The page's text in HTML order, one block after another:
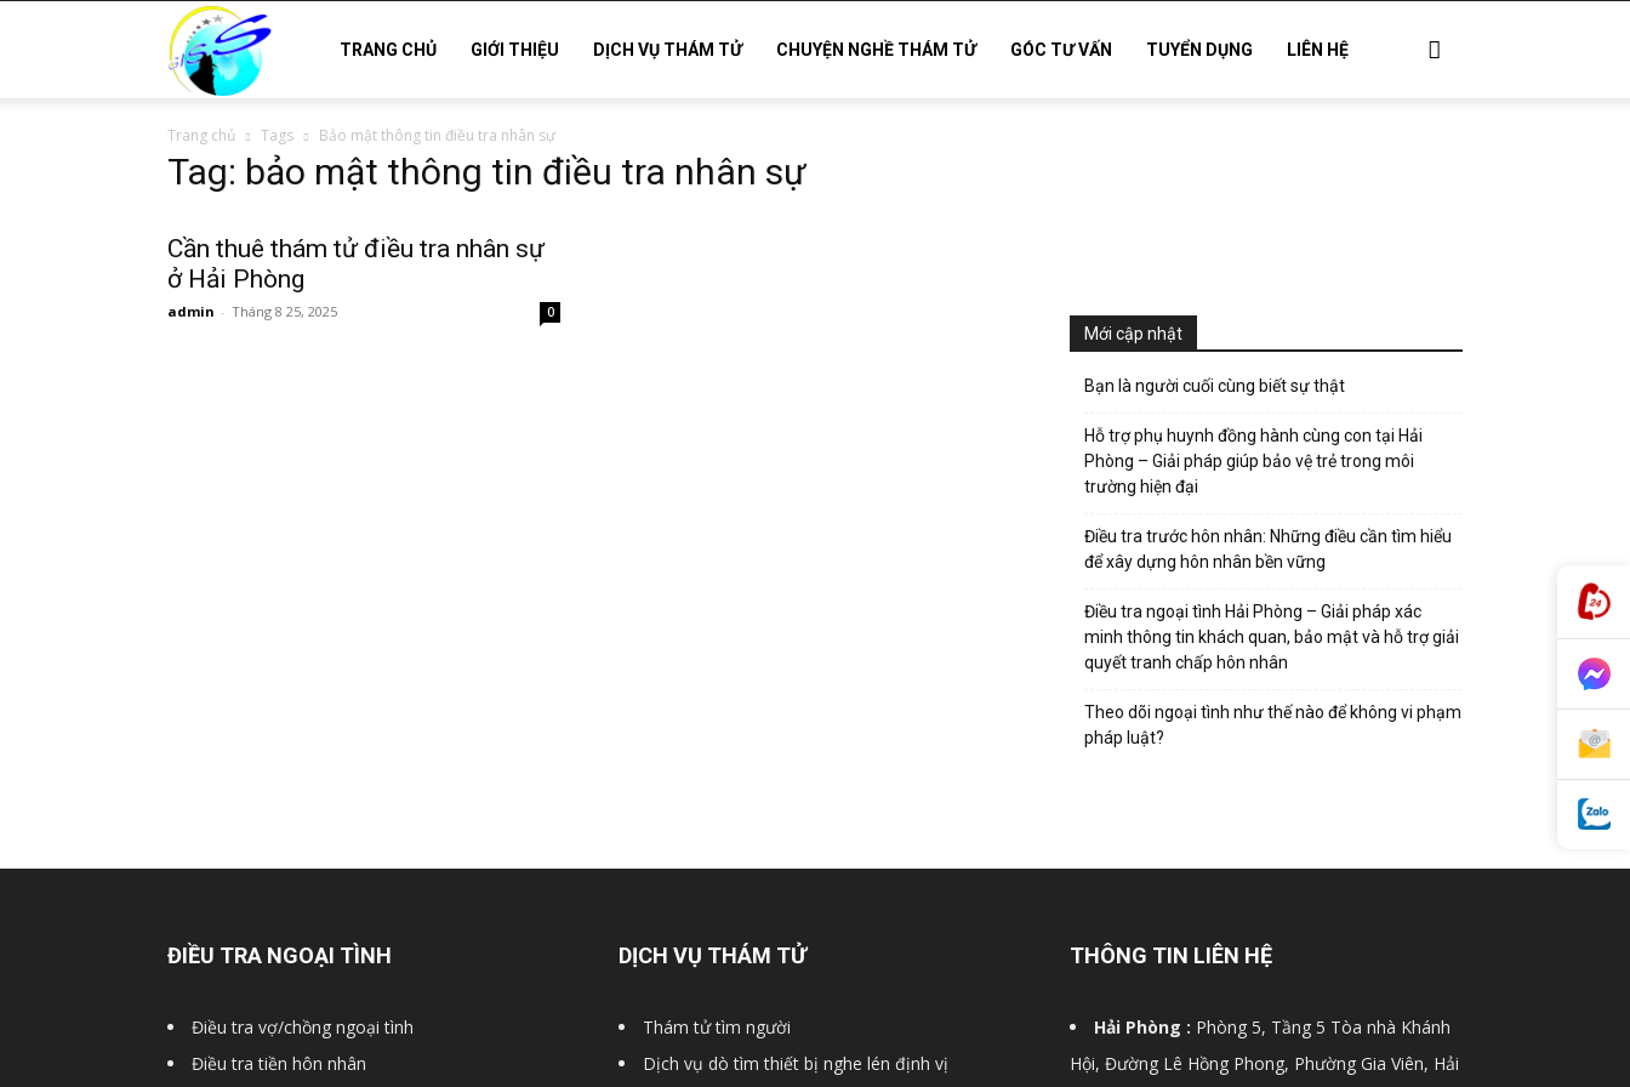
tử
Hải
Giss
TRANG CHỦ GIỚI THIỆU DỊCH VỤ THÁM TỬ CHUYỆN NGHỀ THÁM TỬ GÓC TƯ VẤN TUYỂN DỤNG LIÊN HỆ
Trang chủ Tags Bảo mật thông tin điều tra nhân sự
Tag: bảo mật thông tin điều tra nhân sự
Cần thuê thám tử điều tra nhân sự
ở Hải Phòng
admin - Tháng 8 25, 2025 0
Mới cập nhật
Bạn là người cuối cùng biết sự thật
Hỗ trợ phụ huynh đồng hành cùng con tại Hải
Phòng – Giải pháp giúp bảo vệ trẻ trong môi
trường hiện đại
Điều tra trước hôn nhân: Những điều cần tìm hiểu
để xây dựng hôn nhân bền vững
Điều tra ngoại tình Hải Phòng – Giải pháp xác
minh thông tin khách quan, bảo mật và hỗ trợ giải
quyết tranh chấp hôn nhân
Theo dõi ngoại tình như thế nào để không vi phạm
pháp luật?
ĐIỀU TRA NGOẠI TÌNH
Điều tra vợ/chồng ngoại tình
Điều tra tiền hôn nhân
DỊCH VỤ THÁM TỬ
Thám tử tìm người
Dịch vụ dò tìm thiết bị nghe lén định vị
THÔNG TIN LIÊN HỆ
Hải Phòng : Phòng 5, Tầng 5 Tòa nhà Khánh
Hội, Đường Lê Hồng Phong, Phường Gia Viên, Hải